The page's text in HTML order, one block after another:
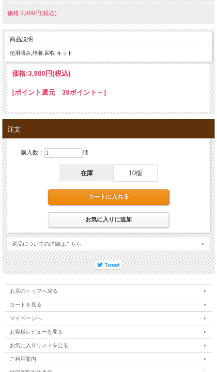
価格:3,980円(税込)
商品説明
使用済み,培養,回収,キット
価格:3,980円(税込)
[ポイント還元 39ポイント～]
注文
購入数： 個
在庫 10個
返品についての詳細はこちら
お店のトップへ戻る
カートを見る
マイページへ
お客様レビューを見る
お気に入りリストを見る
ご利用案内